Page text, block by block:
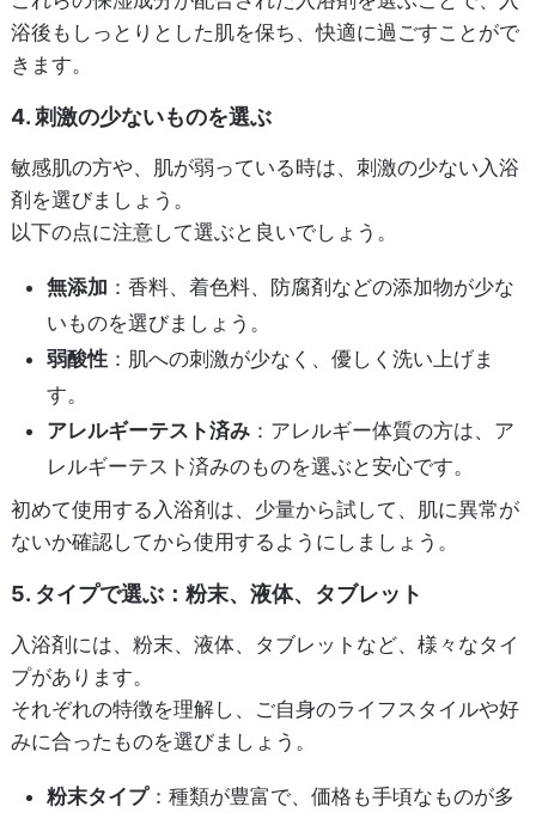
浴後もしっとりとした肌を保ち、快適に過ごすことがで
きます。
4. 刺激の少ないものを選ぶ
敏感肌の方や、肌が弱っている時は、刺激の少ない入浴
剤を選びましょう。
以下の点に注意して選ぶと良いでしょう。
無添加 ：香料、着色料、防腐剤などの添加物が少な
いものを選びましょう。
弱酸性：肌への刺激が少なく、優しく洗い上げま
す。
アレルギーテスト済み：アレルギー体質の方は、ア
レルギーテスト済みのものを選ぶと安心です。
初めて使用する入浴剤は、少量から試して、肌に異常が
ないか確認してから使用するようにしましょう。
5. タイプで選ぶ：粉末、液体、タブレット
入浴剤には、粉末、液体、タブレットなど、様々なタイ
プがあります。
それぞれの特徴を理解し、ご自身のライフスタイルや好
みに合ったものを選びましょう。
粉末タイプ：種類が豊富で、価格も手頃なものが多